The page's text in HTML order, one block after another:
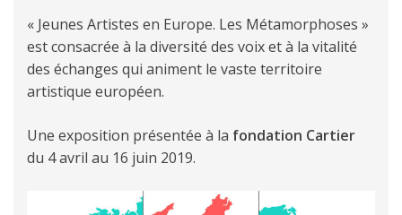
« Jeunes Artistes en Europe. Les Métamorphoses »
est consacrée à la diversité des voix et à la vitalité
des échanges qui animent le vaste territoire
artistique européen.
Une exposition présentée à la fondation Cartier
du 4 avril au 16 juin 2019.